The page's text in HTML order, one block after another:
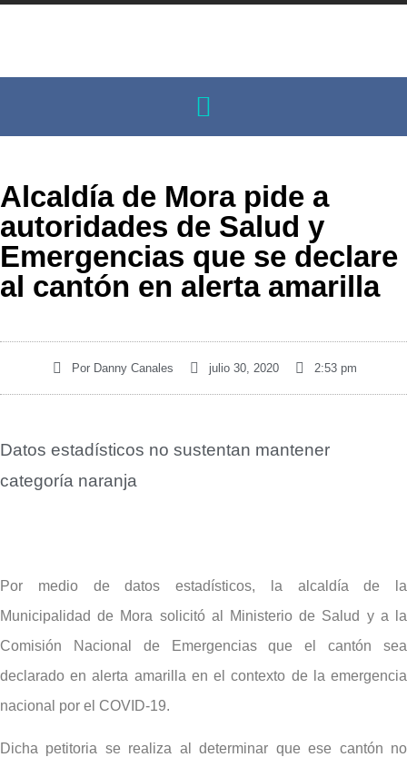
Alcaldía de Mora pide a
autoridades de Salud y
Emergencias que se declare
al cantón en alerta amarilla
Por Danny Canales julio 30, 2020 2:53 pm
Datos estadísticos no sustentan mantener
categoría naranja
Por medio de datos estadísticos, la alcaldía de la
Municipalidad de Mora solicitó al Ministerio de Salud y a la
Comisión Nacional de Emergencias que el cantón sea
declarado en alerta amarilla en el contexto de la emergencia
nacional por el COVID-19.
Dicha petitoria se realiza al determinar que ese cantón no